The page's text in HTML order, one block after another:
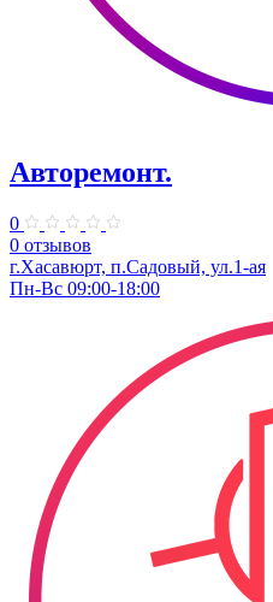
Авторемонт.
0
0 отзывов
г.Хасавюрт, п.Садовый, ул.1-ая
Пн-Вс 09:00-18:00